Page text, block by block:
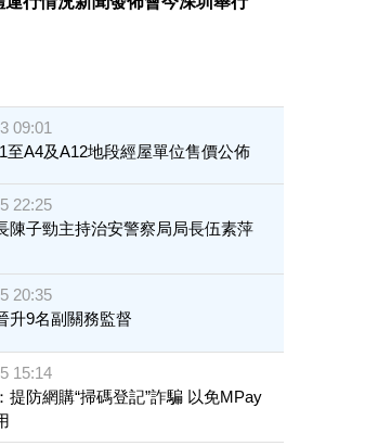
09:01
至A4及A12地段經屋單位售價公佈
22:25
陳子勁主持治安警察局局長伍素萍
20:35
升9名副關務監督
15:14
提防網購“掃碼登記”詐騙 以免MPay